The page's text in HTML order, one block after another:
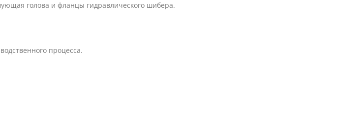
голова и фланцы гидравлического шибера.
процесса.